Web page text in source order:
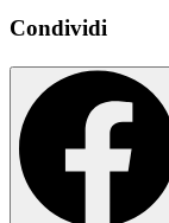
Condividi